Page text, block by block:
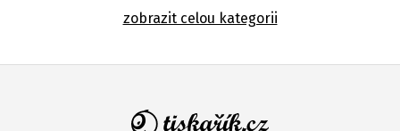
zobrazit celou kategorii